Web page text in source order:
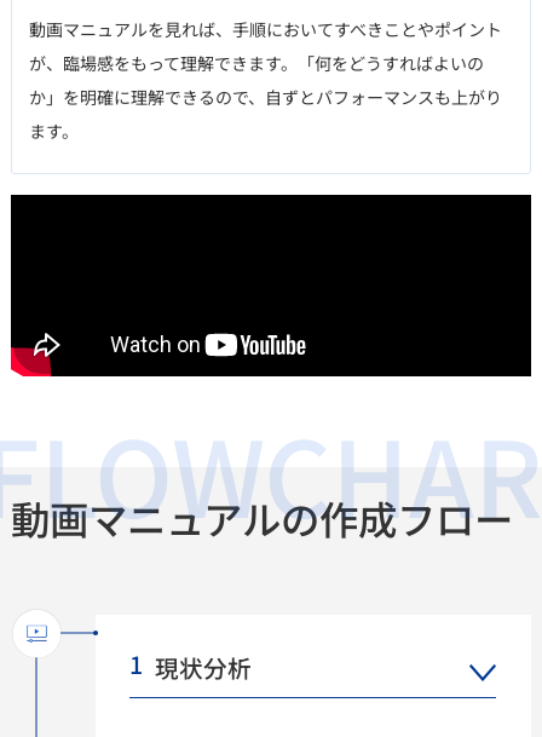
動画マニュアルを見れば、手順においてすべきことやポイント
が、臨場感をもって理解できます。「何をどうすればよいの
か」を明確に理解できるので、自ずとパフォーマンスも上がり
ます。
動画マニュアルの作成フロー
1 現状分析